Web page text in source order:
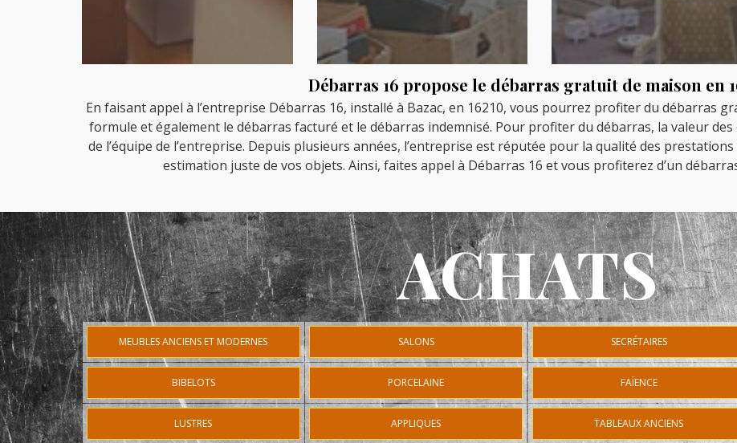
Débarras 16 propose le débarras gratuit de maison en
En faisant appel à l’entreprise Débarras 16, installé à Bazac, en 16210, vous pourrez profiter du débarras
formule et également le débarras facturé et le débarras indemnisé. Pour profiter du débarras, la valeur
de l’équipe de l’entreprise. Depuis plusieurs années, l’entreprise est réputée pour la qualité des
estimation juste de vos objets. Ainsi, faites appel à Débarras 16 et vous profiterez d’un
ACHATS
MEUBLES ANCIENS ET MODERNES SALONS SECRÉTAIRES
BIBELOTS PORCELAINE FAÏENCE
LUSTRES APPLIQUES TABLEAUX ANCIENS